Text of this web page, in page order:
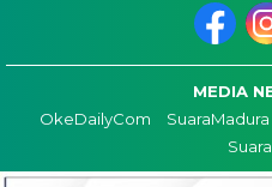
MEDIA
OkeDailyCom
SuaraMadura